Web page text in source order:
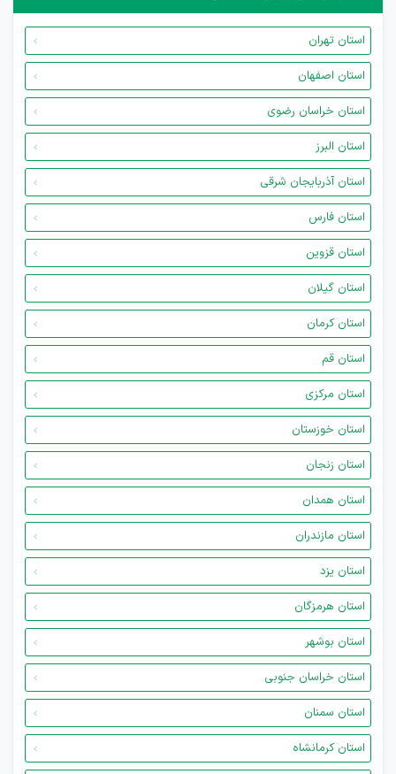
استان تهران
استان اصفهان
استان خراسان رضوی
استان البرز
استان آذربایجان شرقی
استان فارس
استان قزوین
استان گیلان
استان کرمان
استان قم
استان مرکزی
استان خوزستان
استان زنجان
استان همدان
استان مازندران
استان یزد
استان هرمزگان
استان بوشهر
استان خراسان جنوبی
استان سمنان
استان کرمانشاه